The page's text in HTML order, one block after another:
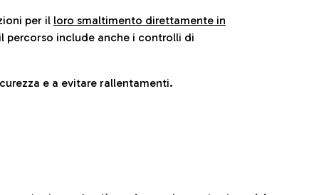
per il loro smaltimento direttamente in
percorso include anche i controlli di
e a evitare rallentamenti.